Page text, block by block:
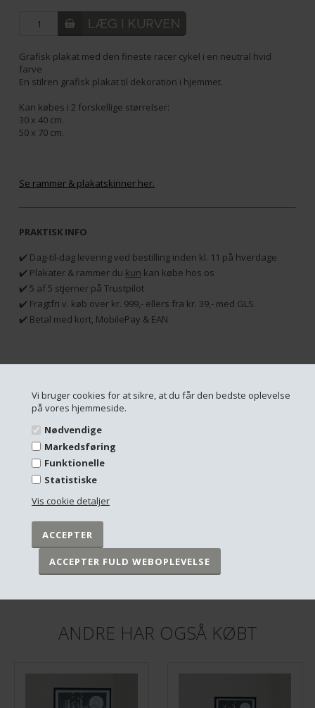
Vi bruger cookies for at sikre, at du får den bedste oplevelse
på vores hjemmeside.
Nødvendige
Markedsføring
Funktionelle
Statistiske
Vis cookie detaljer
Grafisk plakat med den fineste racer cykel i en neutral hvid
farve
En stilren grafisk plakat til dekoration i hjemmet.
Kan købes i 2 forskellige størrelser:
30 x 40 cm.
50 x 70 cm.
Se rammer & plakatskinner her.
PRAKTISK INFO
✔️ Dag-til-dag levering ved bestilling inden kl. 11 på hverdage
✔️ Plakater & rammer du kun kan købe hos os
✔️ 5 af 5 stjerner på Trustpilot
✔️ Fragtfri v. køb over kr. 999,- ellers fra kr. 39,- med GLS.
✔️ Betal med kort, MobilePay & EAN
DKK 249,00
På lager
DKK 249,00
På lager
ANDRE HAR OGSÅ KØBT